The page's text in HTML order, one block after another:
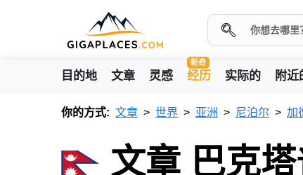
目的地 文章 灵感
新奇
经历 实际的 附近
你的方式: 文章 世界 亚洲 尼泊尔 加
文章 巴克